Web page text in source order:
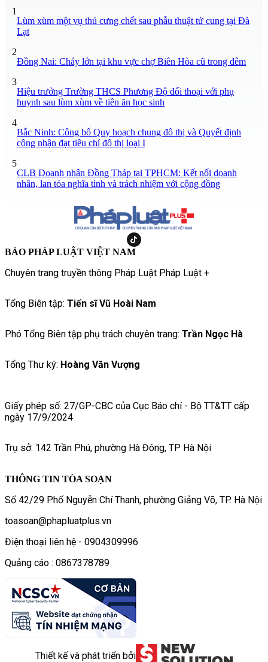
1
Lùm xùm một vụ thú cưng chết sau phẫu thuật tử cung tại Đà
Lạt
2
Đồng Nai: Cháy lớn tại khu vực chợ Biên Hòa cũ trong đêm
3
Hiệu trưởng Trường THCS Phương Độ đối thoại với phụ
huynh sau lùm xùm về tiền ăn học sinh
4
Bắc Ninh: Công bố Quy hoạch chung đô thị và Quyết định
công nhận đạt tiêu chí đô thị loại I
5
CLB Doanh nhân Đồng Tháp tại TPHCM: Kết nối doanh
nhân, lan tỏa nghĩa tình và trách nhiệm với cộng đồng
BÁO PHÁP LUẬT VIỆT NAM
Chuyên trang truyền thông Pháp Luật Pháp Luật +
Tổng Biên tập: Tiến sĩ Vũ Hoài Nam
Phó Tổng Biên tập phụ trách chuyên trang: Trần Ngọc Hà
Tổng Thư ký: Hoàng Văn Vượng
Giấy phép số: 27/GP-CBC của Cục Báo chí - Bộ TT&TT cấp
ngày 17/9/2024
Trụ sở: 142 Trần Phú, phường Hà Đông, TP Hà Nội
THÔNG TIN TÒA SOẠN
Số 42/29 Phố Nguyễn Chí Thanh, phường Giảng Võ, TP. Hà Nội
toasoan@phapluatplus.vn
Điện thoại liên hệ - 0904309996
Quảng cáo : 0867378789
Thiết kế và phát triển bởi